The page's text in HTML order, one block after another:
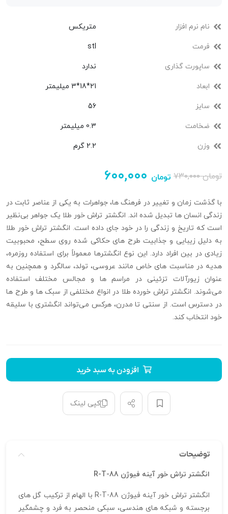
نام نرم افزار متریکس
فرمت stl
ساپورت گذاری ندارد
ابعاد 21*18*3 میلیمتر
سایز 56
ضخامت 0.3 میلیمتر
وزن 2.2 گرم
۷۳۰,۰۰۰تومان ۶۰۰,۰۰۰ تومان
با گذشت زمان و تغییر در فرهنگ‌ ها، جواهرات به یکی از عناصر ثابت در
زندگی انسان‌ ها تبدیل شده‌ اند. انگشتر تراش خور طلا یک جواهر بی‌نظیر
است که تاریخ و زندگی را در خود جای داده است. انگشتر تراش‌ خور طلا
به دلیل زیبایی و جذابیت طرح‌ های حکاکی شده روی سطح، محبوبیت
زیادی در بین افراد دارد. این نوع انگشترها معمولاً برای استفاده روزمره،
هدیه‌ در مناسبت‌ های خاص مانند عروسی، تولد، سالگرد و همچنین به
عنوان زیورآلات تزئینی در مراسم‌ ها و مجالس مختلف استفاده
می‌شوند. انگشتر تراش خورده طلا در انواع مختلفی از سبک‌ ها و طرح‌ ها
در دسترس است. از سنتی تا مدرن، هرکس می‌تواند انگشتری با سلیقه
خود انتخاب کند.
افزودن به سبد خرید
کپی لینک
توضیحات
انگشتر تراش خور آینه فیوژن R-T-88
انگشتر تراش خور آینه فیوژن R-T-88 با الهام از ترکیب گل‌ های
برجسته و شبکه‌ های هندسی، سبکی منحصر به‌ فرد و چشمگیر